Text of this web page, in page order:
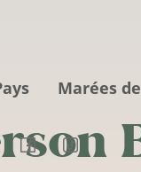
Marées